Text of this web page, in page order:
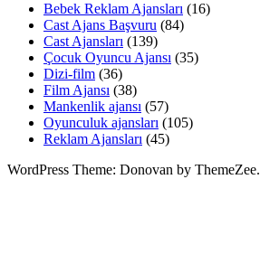
Bebek Reklam Ajansları (16)
Cast Ajans Başvuru (84)
Cast Ajansları (139)
Çocuk Oyuncu Ajansı (35)
Dizi-film (36)
Film Ajansı (38)
Mankenlik ajansı (57)
Oyunculuk ajansları (105)
Reklam Ajansları (45)
WordPress Theme: Donovan by ThemeZee.